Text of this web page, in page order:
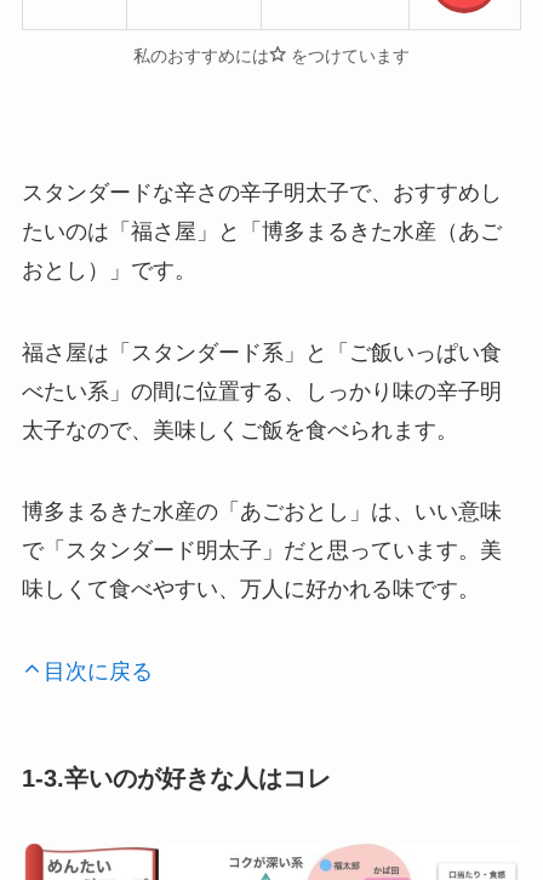
私のおすすめには をつけています
スタンダードな辛さの辛子明太子で、おすすめし
たいのは「 福さ屋 」と「 博多まるきた水産（あご
おとし）
」です。
福さ屋は「スタンダード系」と「ご飯いっぱい食
べたい系」の間に位置する、しっかり味の辛子明
太子なので、美味しくご飯を食べられます。
博多まるきた水産の「あごおとし」は、いい意味
で「スタンダード明太子」だと思っています。美
味しくて食べやすい、万人に好かれる味です。
目次に戻る
1-3.辛いのが好きな人はコレ